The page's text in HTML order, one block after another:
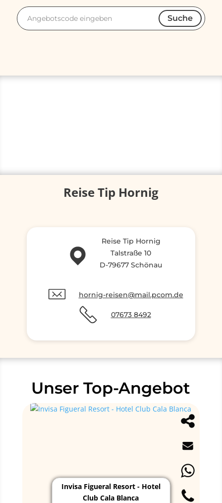
Angebotscode
Suche
Reise Tip Hornig
Reise Tip Hornig
Talstraße 10
D-79677 Schönau
hornig-reisen@mail.pcom.de
07673 8492
Unser Top-Angebot
Invisa Figueral Resort - Hotel
Club Cala Blanca